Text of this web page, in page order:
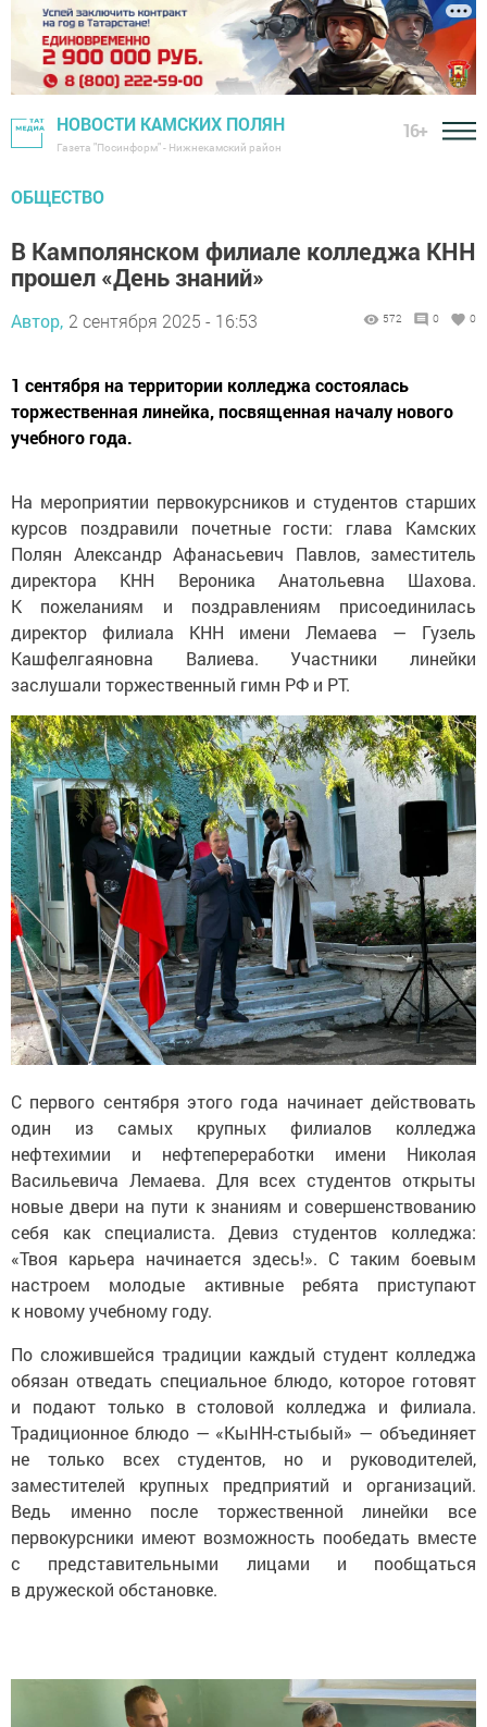
НОВОСТИ КАМСКИХ ПОЛЯН
Газета "Посинформ" - Нижнекамский район
16+
ОБЩЕСТВО
В Камполянском филиале колледжа КНН
прошел «День знаний»
Автор, 2 сентября 2025 - 16:53 572 0 0
1 сентября на территории колледжа состоялась
торжественная линейка, посвященная началу нового
учебного года.
На мероприятии первокурсников и студентов старших
курсов поздравили почетные гости: глава Камских
Полян Александр Афанасьевич Павлов, заместитель
директора КНН Вероника Анатольевна Шахова.
К пожеланиям и поздравлениям присоединилась
директор филиала КНН имени Лемаева — Гузель
Кашфелгаяновна Валиева. Участники линейки
заслушали торжественный гимн РФ и РТ.
С первого сентября этого года начинает действовать
один из самых крупных филиалов колледжа
нефтехимии и нефтепереработки имени Николая
Васильевича Лемаева. Для всех студентов открыты
новые двери на пути к знаниям и совершенствованию
себя как специалиста. Девиз студентов колледжа:
«Твоя карьера начинается здесь!». С таким боевым
настроем молодые активные ребята приступают
к новому учебному году.
По сложившейся традиции каждый студент колледжа
обязан отведать специальное блюдо, которое готовят
и подают только в столовой колледжа и филиала.
Традиционное блюдо — «КыНН-стыбый» — объединяет
не только всех студентов, но и руководителей,
заместителей крупных предприятий и организаций.
Ведь именно после торжественной линейки все
первокурсники имеют возможность пообедать вместе
с представительными лицами и пообщаться
в дружеской обстановке.